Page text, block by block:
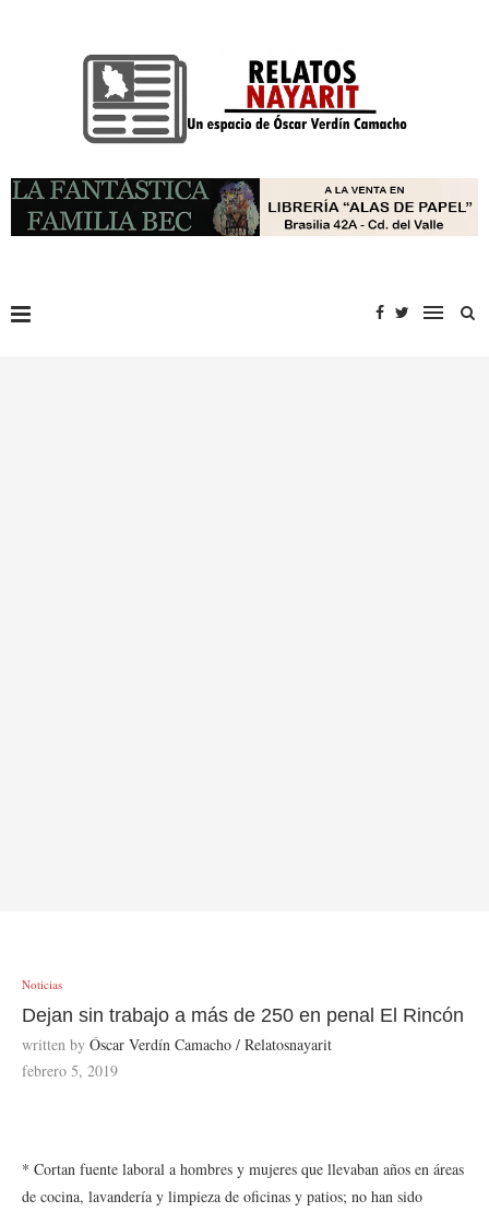
Noticias
Dejan sin trabajo a más de 250 en penal El Rincón
written by Óscar Verdín Camacho / Relatosnayarit
febrero 5, 2019
* Cortan fuente laboral a hombres y mujeres que llevaban años en áreas
de cocina, lavandería y limpieza de oficinas y patios; no han sido